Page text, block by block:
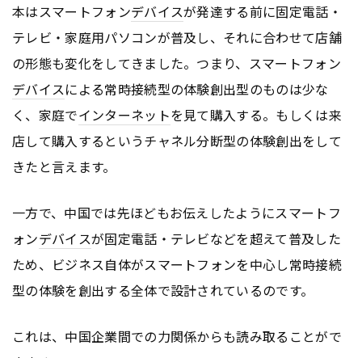
本はスマートフォンデバイスが発達する前に固定電話・
テレビ・家庭用パソコンが普及し、それに合わせて店舗
の形態も変化をしてきました。つまり、スマートフォン
デバイスによる常時接続型の体験創出型のものは少な
く、家庭でインターネットを見て購入する。もしくは来
店して購入するというチャネル分断型の体験創出をして
きたと言えます。
一方で、中国では先ほどもお伝えしたようにスマートフ
ォンデバイスが固定電話・テレビなどを超えて普及した
ため、ビジネス自体がスマートフォンを中心し常時接続
型の体験を創出する全体で設計されているのです。
これは、中国企業間での力関係からも読み取ることがで